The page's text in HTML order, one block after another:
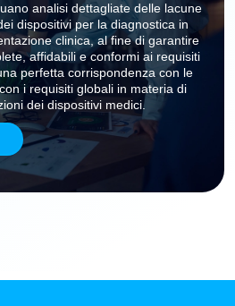
analisi dettagliate delle lacune
dispositivi per la diagnostica in
clinica, al fine di garantire
affidabili e conformi ai requisiti
perfetta corrispondenza con le
i requisiti globali in materia di
dei dispositivi medici.